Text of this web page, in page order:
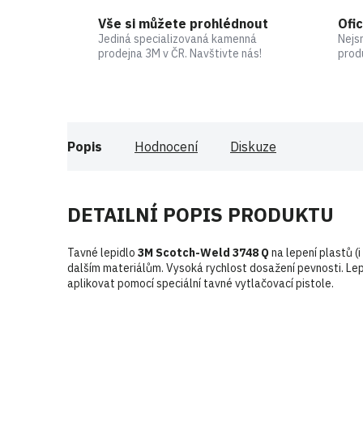
Vše si můžete prohlédnout
Jediná specializovaná kamenná
prodejna 3M v ČR. Navštivte nás!
Popis Hodnocení Diskuze
DETAILNÍ POPIS PRODUKTU
Tavné lepidlo 3M Scotch-Weld 3748 Qna lepení plastů (i
dalším materiálům. Vysoká rychlost dosažení pevnosti.
aplikovat pomocí speciální tavné vytlačovací pistole.